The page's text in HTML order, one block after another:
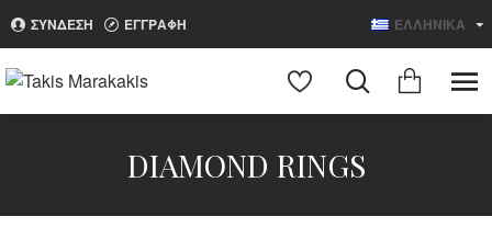
ΣΥΝΔΕΣΗ ΕΓΓΡΑΦΗ ΕΛΛΗΝΙΚΑ
Search
DIAMOND RINGS